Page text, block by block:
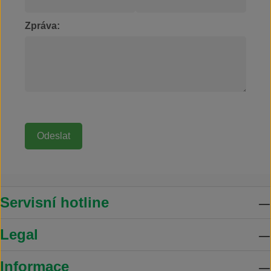
Zpráva:
Servisní hotline
Legal
Informace